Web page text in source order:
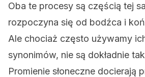
Oba te procesy są częścią tej
rozpoczyna się od bodźca i
Ale chociaż często używamy
synonimów, nie są dokładnie
Promienie słoneczne docierają